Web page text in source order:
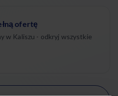
ofertę
w Kaliszu - odkryj wszystkie